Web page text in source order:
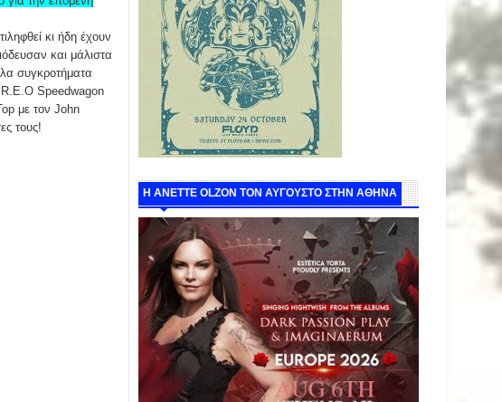
κι ήδη έχουν
και μάλιστα
συγκροτήματα
Speedwagon
με τον John
τους!
Η ANETTE OLZON ΤΟΝ ΑΥΓΟΥΣΤΟ ΣΤΗΝ ΑΘΗΝΑ